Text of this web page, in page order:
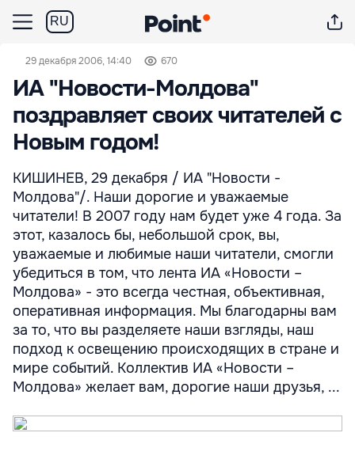
RU
29 декабря 2006, 14:40 670
ИА "Новости-Молдова"
поздравляет своих читателей с
Новым годом!
КИШИНЕВ, 29 декабря / ИА "Новости -
Молдова"/. Наши дорогие и уважаемые
читатели! В 2007 году нам будет уже 4 года. За
этот, казалось бы, небольшой срок, вы,
уважаемые и любимые наши читатели, смогли
убедиться в том, что лента ИА «Новости –
Молдова» - это всегда честная, объективная,
оперативная информация. Мы благодарны вам
за то, что вы разделяете наши взгляды, наш
подход к освещению происходящих в стране и
мире событий. Коллектив ИА «Новости –
Молдова» желает вам, дорогие наши друзья, ...